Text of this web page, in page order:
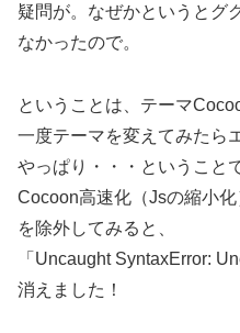
疑問が。なぜかというとグ
なかったので。
ということは、テーマ
一度テーマを変えてみたら
やっぱり・・・ということ
Cocoon高速化（Jsの縮小化
を除外してみると、
「Uncaught SyntaxError:
消えました！